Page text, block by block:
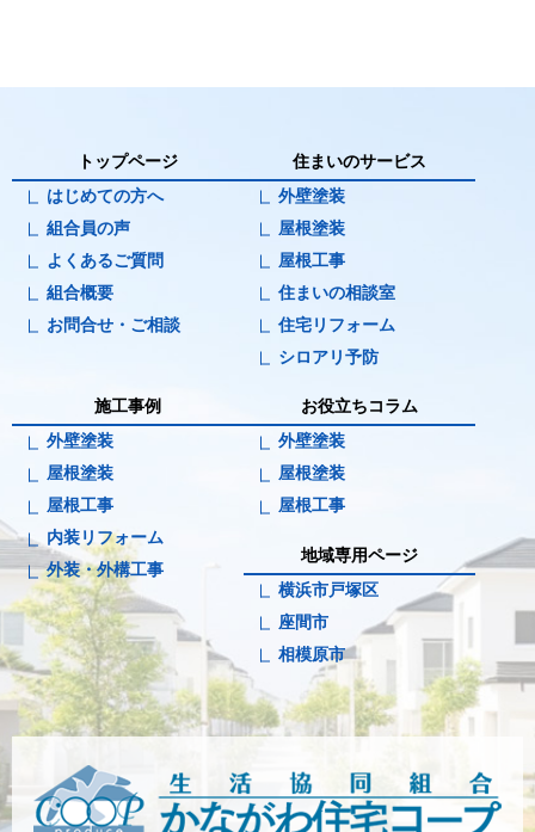
トップページ
はじめての方へ
組合員の声
よくあるご質問
組合概要
お問合せ・ご相談
住まいのサービス
外壁塗装
屋根塗装
屋根工事
住まいの相談室
住宅リフォーム
シロアリ予防
施工事例
外壁塗装
屋根塗装
屋根工事
内装リフォーム
外装・外構工事
お役立ちコラム
外壁塗装
屋根塗装
屋根工事
地域専用ページ
横浜市戸塚区
座間市
相模原市